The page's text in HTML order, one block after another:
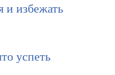
и избежать
успеть